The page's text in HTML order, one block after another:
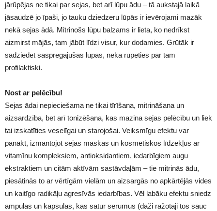
jārūpējas ne tikai par sejas, bet arī lūpu ādu – tā aukstajā laikā
jāsaudzē jo īpaši, jo tauku dziedzeru lūpās ir ievērojami mazāk
nekā sejas ādā. Mitrinošs lūpu balzams ir lieta, ko nedrīkst
aizmirst mājās, tam jābūt līdzi visur, kur dodamies. Grūtāk ir
sadziedēt sasprēgājušas lūpas, nekā rūpēties par tām
profilaktiski.
Nost ar pelēcību!
Sejas ādai nepieciešama ne tikai tīrīšana, mitrināšana un
aizsardzība, bet arī tonizēšana, kas mazina sejas pelēcību un liek
tai izskatīties veselīgai un starojošai. Veiksmīgu efektu var
panākt, izmantojot sejas maskas un kosmētiskos līdzekļus ar
vitamīnu kompleksiem, antioksidantiem, iedarbīgiem augu
ekstraktiem un citām aktīvām sastāvdaļām – tie mitrinās ādu,
piesātinās to ar vērtīgām vielām un aizsargās no apkārtējās vides
un kaitīgo radikāļu agresīvās iedarbības. Vēl labāku efektu sniedz
ampulas un kapsulas, kas satur serumus (daži ražotāji tos sauc